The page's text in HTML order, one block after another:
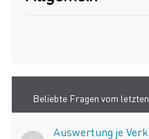
Beliebte Fragen vom
Auswertung je